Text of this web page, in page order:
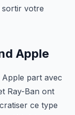
sortir votre
Apple
part avec
Ray-Ban ont
ce type